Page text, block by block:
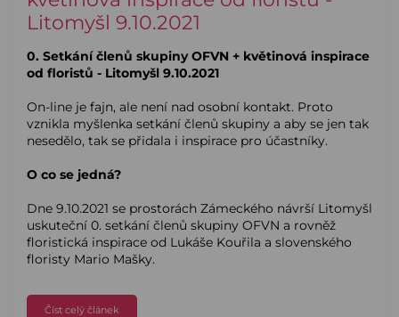
Litomyšl 9.10.2021
0. Setkání členů skupiny OFVN + květinová inspirace
od floristů - Litomyšl 9.10.2021
On-line je fajn, ale není nad osobní kontakt. Proto
vznikla myšlenka setkání členů skupiny a aby se jen tak
nesedělo, tak se přidala i inspirace pro účastníky.
O co se jedná?
Dne 9.10.2021 se prostorách Zámeckého návrší Litomyšl
uskuteční 0. setkání členů skupiny OFVN a rovněž
floristická inspirace od Lukáše Kouřila a slovenského
floristy Mario Mašky.
Číst celý článek